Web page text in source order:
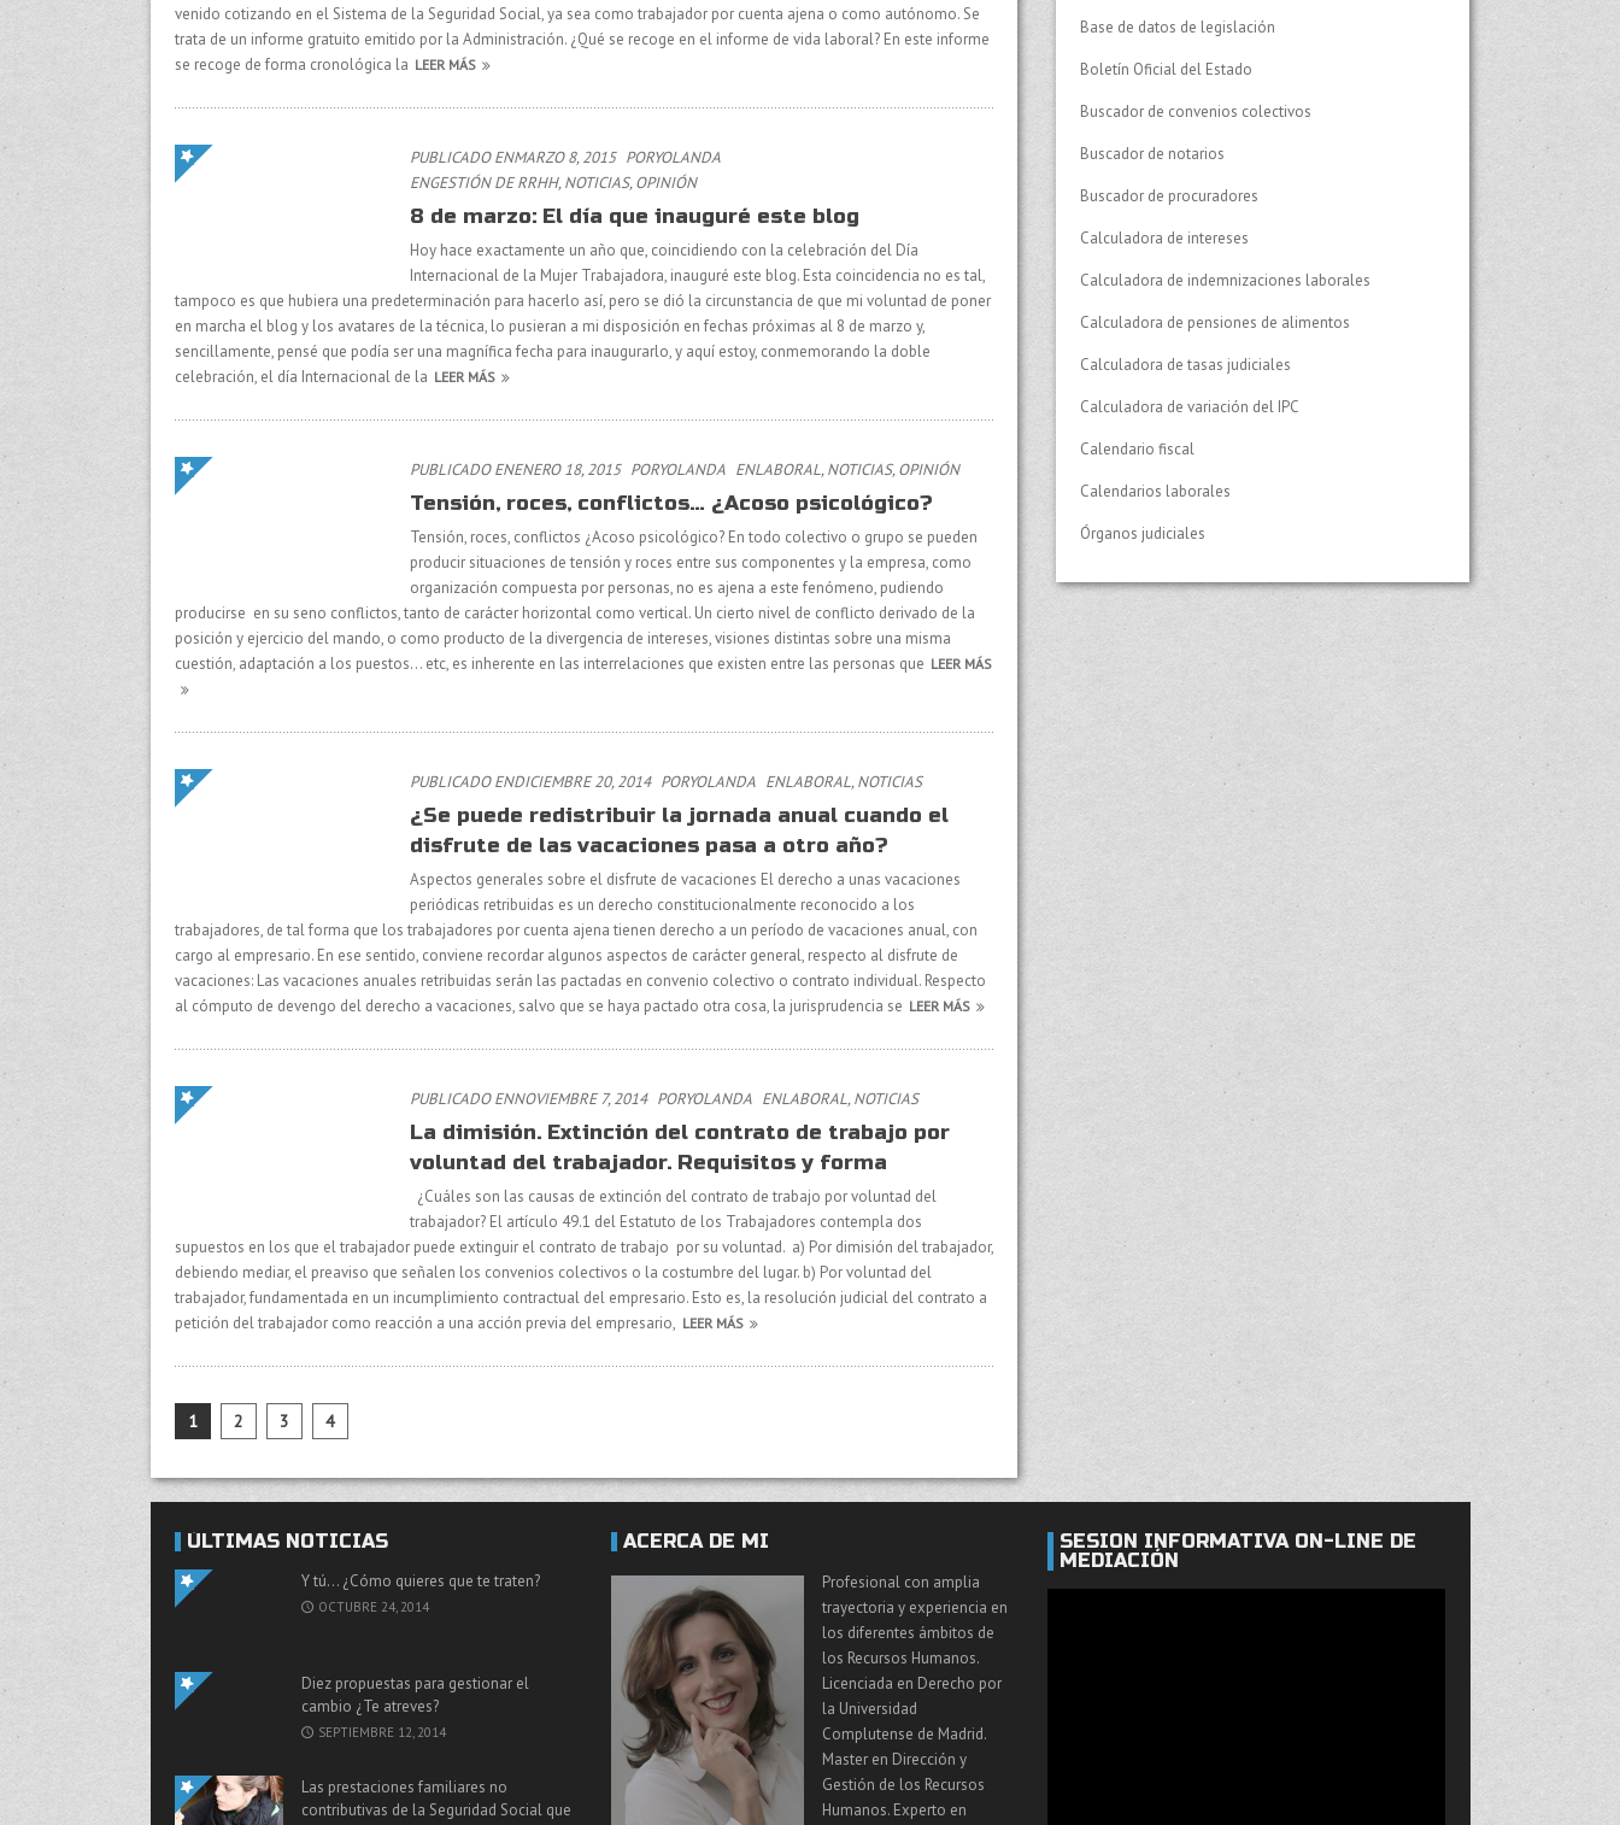
venido cotizando en el Sistema de la Seguridad Social, ya sea como trabajador por cuenta ajena o como autónomo. Se
trata de un informe gratuito emitido por la Administración. ¿Qué se recoge en el informe de vida laboral? En este informe
se recoge de forma cronológica la LEER MÁS
PUBLICADO ENMARZO 8, 2015 PORYOLANDA
ENGESTIÓN DE RRHH,NOTICIAS,OPINIÓN
8 de marzo: El día que inauguré este blog
Hoy hace exactamente un año que, coincidiendo con la celebración del Día
Internacional de la Mujer Trabajadora, inauguré este blog. Esta coincidencia no es tal,
tampoco es que hubiera una predeterminación para hacerlo así, pero se dió la circunstancia de que mi voluntad de poner
en marcha el blog y los avatares de la técnica, lo pusieran a mi disposición en fechas próximas al 8 de marzo y,
sencillamente, pensé que podía ser una magnífica fecha para inaugurarlo, y aquí estoy, conmemorando la doble
celebración, el día Internacional de la LEER MÁS
PUBLICADO ENENERO 18, 2015 PORYOLANDA ENLABORAL,NOTICIAS,OPINIÓN
Tensión, roces, conflictos… ¿Acoso psicológico?
Tensión, roces, conflictos ¿Acoso psicológico? En todo colectivo o grupo se pueden
producir situaciones de tensión y roces entre sus componentes y la empresa, como
organización compuesta por personas, no es ajena a este fenómeno, pudiendo
producirse en su seno conflictos, tanto de carácter horizontal como vertical. Un cierto nivel de conflicto derivado de la
posición y ejercicio del mando, o como producto de la divergencia de intereses, visiones distintas sobre una misma
cuestión, adaptación a los puestos… etc, es inherente en las interrelaciones que existen entre las personas que LEER MÁS
PUBLICADO ENDICIEMBRE 20, 2014 PORYOLANDA ENLABORAL,NOTICIAS
¿Se puede redistribuir la jornada anual cuando el
disfrute de las vacaciones pasa a otro año?
Aspectos generales sobre el disfrute de vacaciones El derecho a unas vacaciones
periódicas retribuidas es un derecho constitucionalmente reconocido a los
trabajadores, de tal forma que los trabajadores por cuenta ajena tienen derecho a un período de vacaciones anual, con
cargo al empresario. En ese sentido, conviene recordar algunos aspectos de carácter general, respecto al disfrute de
vacaciones: Las vacaciones anuales retribuidas serán las pactadas en convenio colectivo o contrato individual. Respecto
al cómputo de devengo del derecho a vacaciones, salvo que se haya pactado otra cosa, la jurisprudencia se LEER MÁS
PUBLICADO ENNOVIEMBRE 7, 2014 PORYOLANDA ENLABORAL,NOTICIAS
La dimisión. Extinción del contrato de trabajo por
voluntad del trabajador. Requisitos y forma
¿Cuáles son las causas de extinción del contrato de trabajo por voluntad del
trabajador? El artículo 49.1 del Estatuto de los Trabajadores contempla dos
supuestos en los que el trabajador puede extinguir el contrato de trabajo por su voluntad. a) Por dimisión del trabajador,
debiendo mediar, el preaviso que señalen los convenios colectivos o la costumbre del lugar. b) Por voluntad del
trabajador, fundamentada en un incumplimiento contractual del empresario. Esto es, la resolución judicial del contrato a
petición del trabajador como reacción a una acción previa del empresario, LEER MÁS
1 2 3 4
Base de datos de legislación
Boletín Oficial del Estado
Buscador de convenios colectivos
Buscador de notarios
Buscador de procuradores
Calculadora de intereses
Calculadora de indemnizaciones laborales
Calculadora de pensiones de alimentos
Calculadora de tasas judiciales
Calculadora de variación del IPC
Calendario fiscal
Calendarios laborales
Órganos judiciales
ÚLTIMAS NOTICIAS
Y tú… ¿Cómo quieres que te traten?
OCTUBRE 24, 2014
Diez propuestas para gestionar el
cambio ¿Te atreves?
SEPTIEMBRE 12, 2014
Las prestaciones familiares no
contributivas de la Seguridad Social que
ACERCA DE MI
Profesional con amplia
trayectoria y experiencia en
los diferentes ámbitos de
los Recursos Humanos.
Licenciada en Derecho por
la Universidad
Complutense de Madrid.
Master en Dirección y
Gestión de los Recursos
Humanos. Experto en
SESIÓN INFORMATIVA ON-LINE DE
MEDIACIÓN